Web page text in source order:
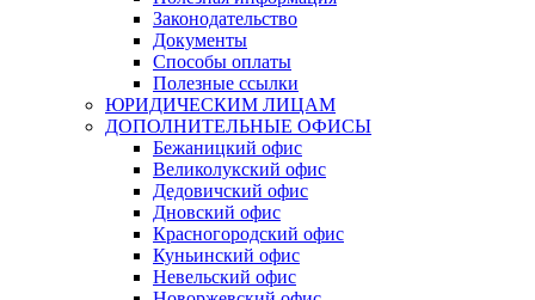
Законодательство
Документы
Способы оплаты
Полезные ссылки
ЮРИДИЧЕСКИМ ЛИЦАМ
ДОПОЛНИТЕЛЬНЫЕ ОФИСЫ
Бежаницкий офис
Великолукский офис
Дедовичский офис
Дновский офис
Красногородский офис
Куньинский офис
Невельский офис